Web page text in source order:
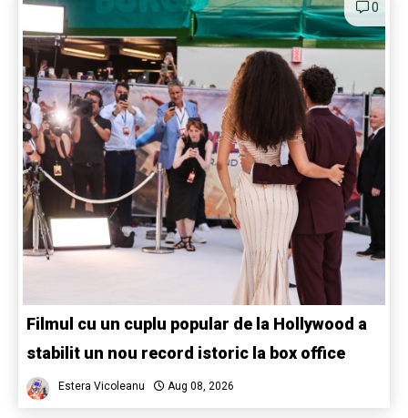
0
Filmul cu un cuplu popular de la Hollywood a
stabilit un nou record istoric la box office
Estera Vicoleanu Aug 08, 2026